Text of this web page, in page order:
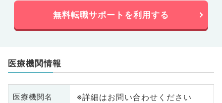
無料転職サポートを利用する
医療機関情報
医療機関名 ※詳細はお問い合わせください